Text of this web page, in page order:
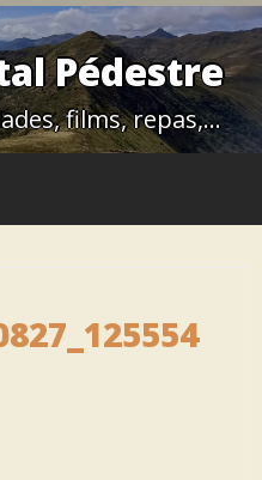
Pédestre
films, repas,…